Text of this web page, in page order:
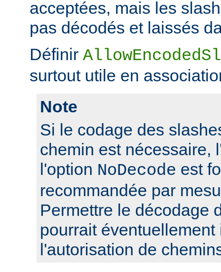
acceptées, mais les
pas décodés et laissés
Définir
surtout utile en
Note
Si le codage des
chemin est nécessaire,
l'option NoDecode est
recommandée par
Permettre le décodage
pourrait éventuellement
l'autorisation de